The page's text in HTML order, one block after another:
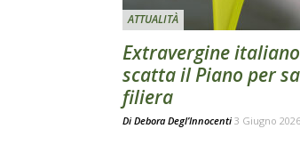
ATTUALITÀ
Extravergine
scatta il Piano per
filiera
Di Debora Degl’Innocenti 3 Giugno 2026